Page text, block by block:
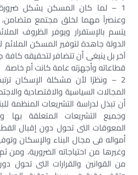
1 – لما كان المسكن يشكل ضرورة
وعنصراً مهما لخلق مجتمع
يتسم بالإستقرار ويوفر الظروف
الدولة جاهدة لتوفير المسكن
آخر بل ينبغى أن تتضافر لتحقيقه
قطاعاته وأجهزته عامة كانت أم خاصة.
2 – ونظرًا لأن مشكلة الإسكان
المجالات السياسية والاقتصادية
أن تبذل لدراسة التشريعات المنظمة
وجميع التشريعات المتعلقة بها
المعوقات التى تحول دون إقبال
أمواله فى مجال البناء والإسكان
وغيرها من احتياجاته الضرورية، ومن
من القوانين والقرارات التى